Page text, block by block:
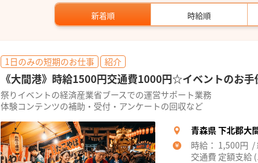
新着順 時給順
1日のみの短期のお仕事 紹介
《大間港》時給1500円交通費1000円☆イベントのお
祭りイベントの経済産業省ブースでの運営サポート業務
体験コンテンツの補助・受付・アンケートの回収など
青森県 下北郡大
時給： 1,500円 /
交通費 定額支給